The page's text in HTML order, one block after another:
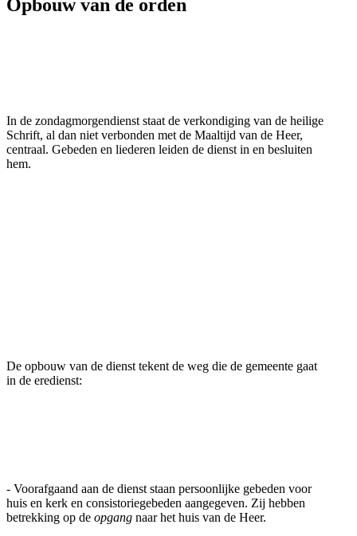
Opbouw van de orden
In de zondagmorgendienst staat de verkondiging van de heilige
Schrift, al dan niet verbonden met de Maaltijd van de Heer,
centraal. Gebeden en liederen leiden de dienst in en besluiten
hem.
De opbouw van de dienst tekent de weg die de gemeente gaat
in de eredienst:
- Voorafgaand aan de dienst staan persoonlijke gebeden voor
huis en kerk en consistoriegebeden aangegeven. Zij hebben
betrekking op de opgang naar het huis van de Heer.